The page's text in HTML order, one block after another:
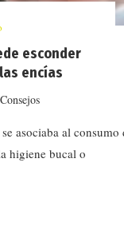
esconder
encías
asociaba al consumo
higiene bucal o